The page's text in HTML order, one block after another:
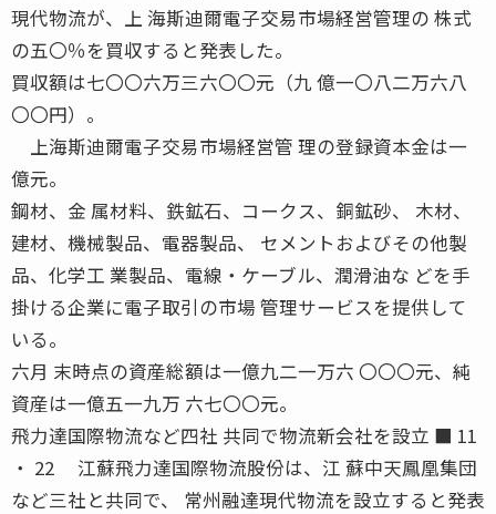
現代物流が、上 海斯迪爾電子交易市場経営管理の 株式
の五〇％を買収すると発表した。
買収額は七〇〇六万三六〇〇元（九 億一〇八二万六八
〇〇円）。
上海斯迪爾電子交易市場経営管 理の登録資本金は一
億元。
鋼材、金 属材料、鉄鉱石、コークス、銅鉱砂、 木材、
建材、機械製品、電器製品、 セメントおよびその他製
品、化学工 業製品、電線・ケーブル、潤滑油な どを手
掛ける企業に電子取引の市場 管理サービスを提供して
いる。
六月 末時点の資産総額は一億九二一万六 〇〇〇元、純
資産は一億五一九万 六七〇〇元。
飛力達国際物流など四社 共同で物流新会社を設立 ■ 11
・ 22 江蘇飛力達国際物流股份は、江 蘇中天鳳凰集団
など三社と共同で、 常州融達現代物流を設立すると発表